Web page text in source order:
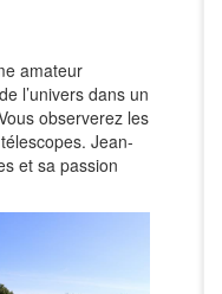
amateur
l’univers dans un
observerez les
Jean-
et sa passion